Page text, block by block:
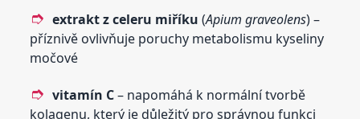
extrakt z celeru miříku (Apium graveolens) –
příznivě ovlivňuje poruchy metabolismu kyseliny
močové
vitamín C– napomáhá k normální tvorbě
kolagenu, který je důležitý pro správnou funkci